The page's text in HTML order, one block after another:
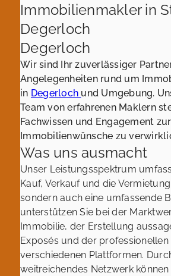
Immobilienmakler in
Degerloch
Degerloch
Wir sind Ihr zuverlässiger
Angelegenheiten rund um
in Degerloch und Umgebung.
Team von erfahrenen Maklern
Fachwissen und Engagement
Immobilienwünsche zu
Was uns ausmacht
Unser Leistungsspektrum
Kauf, Verkauf und die
sondern auch eine umfassende
unterstützen Sie bei der
Immobilie, der Erstellung
Exposés und der
verschiedenen Plattformen.
weitreichendes Netzwerk